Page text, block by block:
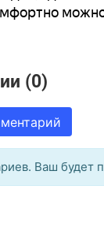
(0)
Ваш будет